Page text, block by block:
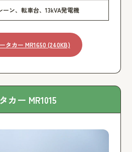
ーン、転車台、13kVA発電機
タカー MR1650 (240KB)
カー MR1015